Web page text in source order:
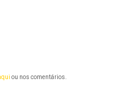
ou nos comentários.